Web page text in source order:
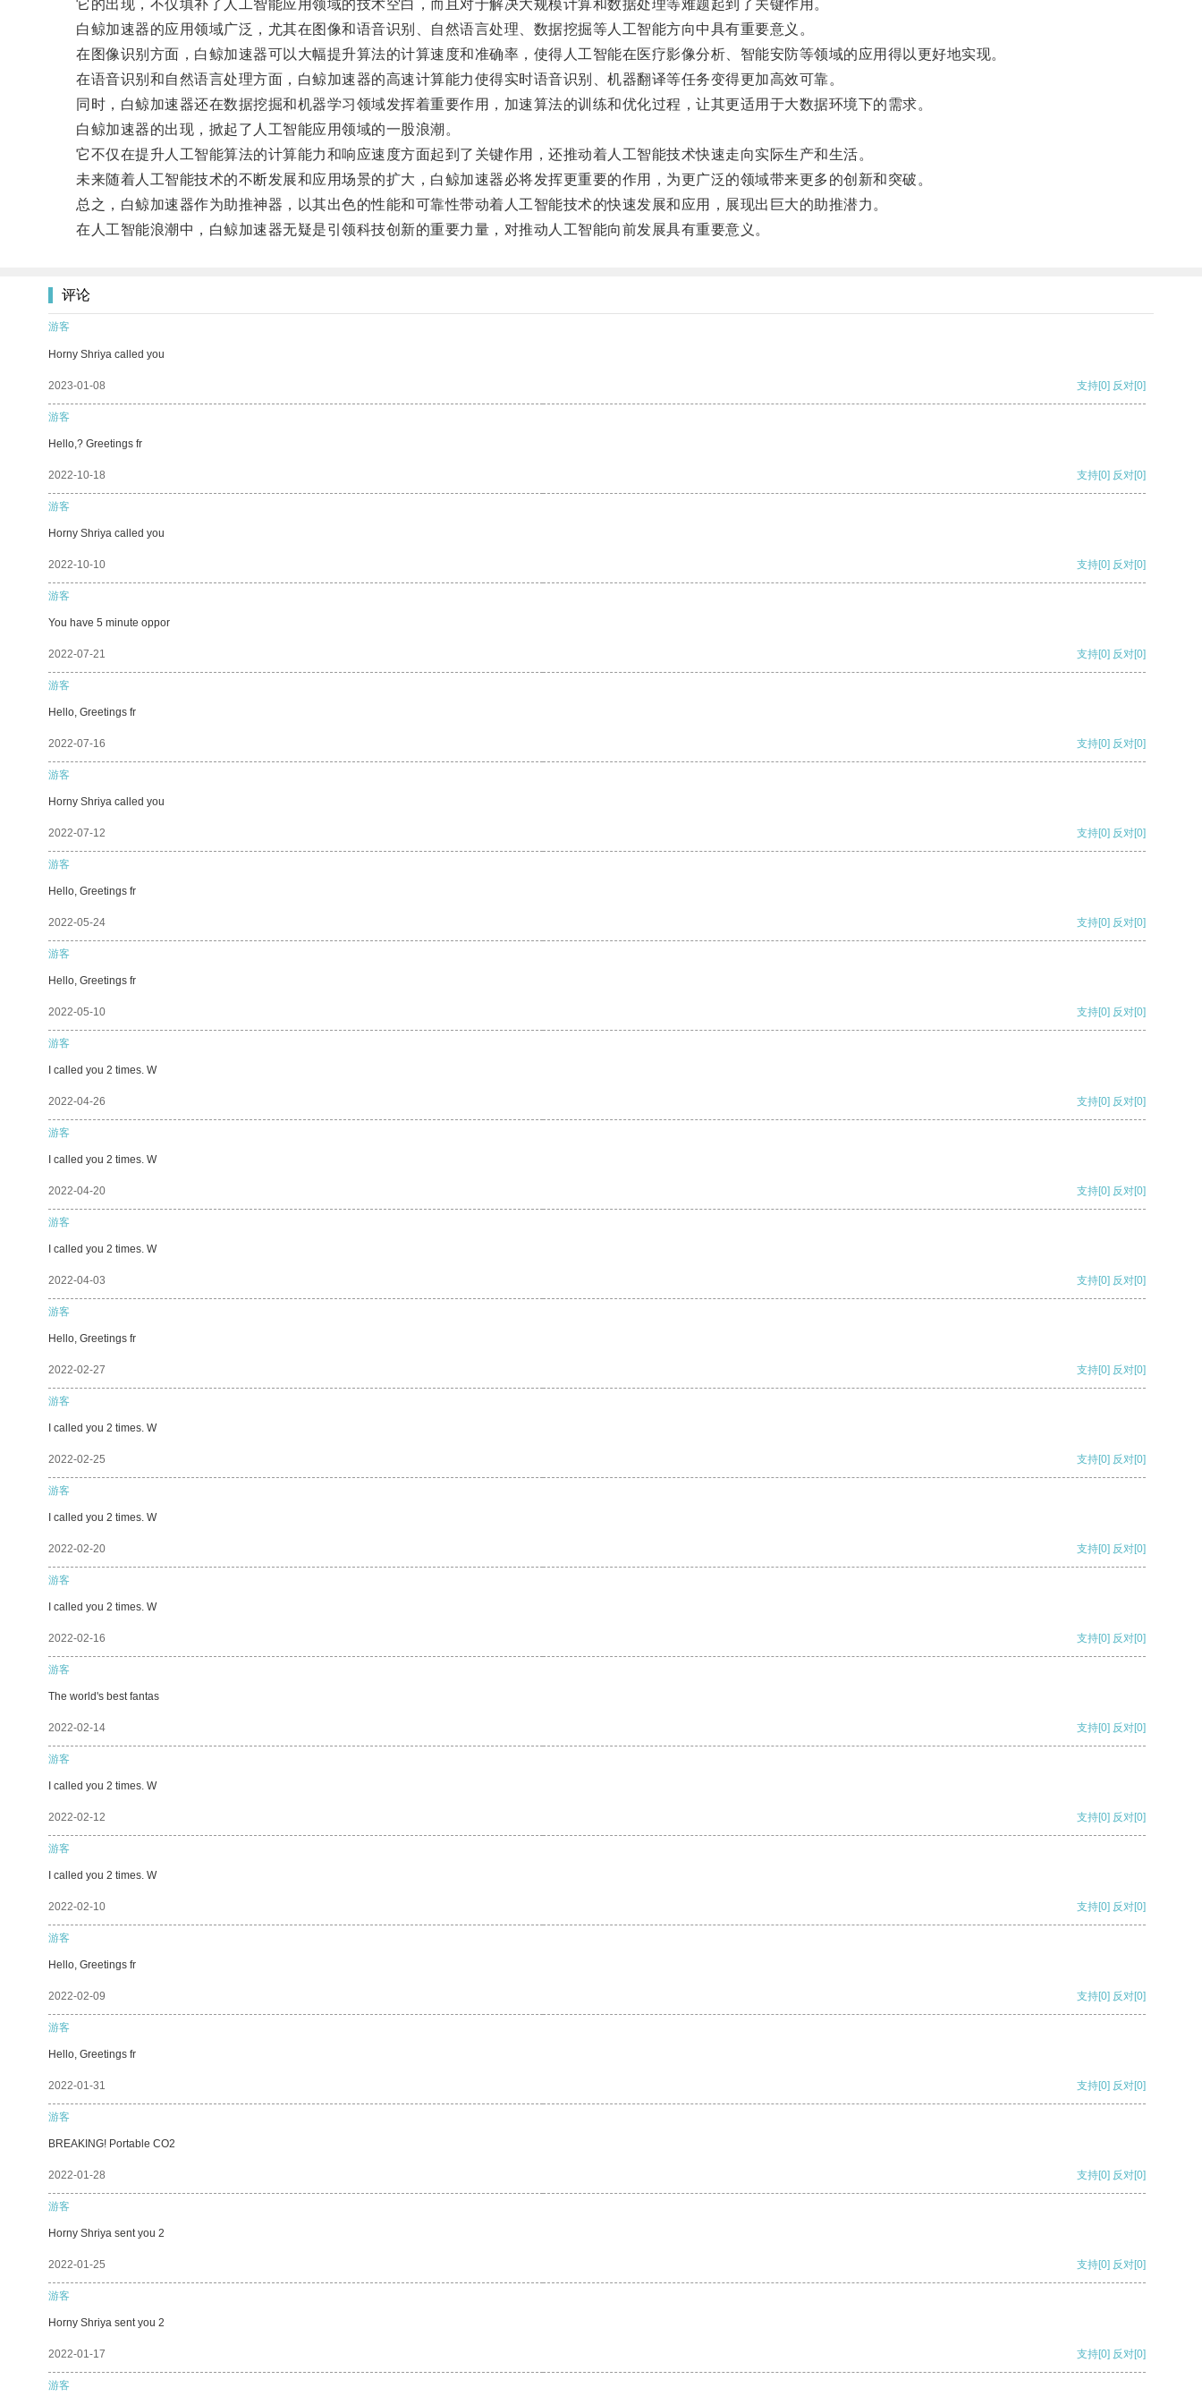
它的出现，不仅填补了人工智能应用领域的技术空白，而且对于解决大规模计算和数据处理等难题起到了关键作用。
白鲸加速器的应用领域广泛，尤其在图像和语音识别、自然语言处理、数据挖掘等人工智能方向中具有重要意义。
在图像识别方面，白鲸加速器可以大幅提升算法的计算速度和准确率，使得人工智能在医疗影像分析、智能安防等领域的应用得以更好地实现。
在语音识别和自然语言处理方面，白鲸加速器的高速计算能力使得实时语音识别、机器翻译等任务变得更加高效可靠。
同时，白鲸加速器还在数据挖掘和机器学习领域发挥着重要作用，加速算法的训练和优化过程，让其更适用于大数据环境下的需求。
白鲸加速器的出现，掀起了人工智能应用领域的一股浪潮。
它不仅在提升人工智能算法的计算能力和响应速度方面起到了关键作用，还推动着人工智能技术快速走向实际生产和生活。
未来随着人工智能技术的不断发展和应用场景的扩大，白鲸加速器必将发挥更重要的作用，为更广泛的领域带来更多的创新和突破。
总之，白鲸加速器作为助推神器，以其出色的性能和可靠性带动着人工智能技术的快速发展和应用，展现出巨大的助推潜力。
在人工智能浪潮中，白鲸加速器无疑是引领科技创新的重要力量，对推动人工智能向前发展具有重要意义。
评论
游客
Horny Shriya called you
2023-01-08 支持[0] 反对[0]
游客
Hello,? Greetings fr
2022-10-18 支持[0] 反对[0]
游客
Horny Shriya called you
2022-10-10 支持[0] 反对[0]
游客
You have 5 minute oppor
2022-07-21 支持[0] 反对[0]
游客
Hello, Greetings fr
2022-07-16 支持[0] 反对[0]
游客
Horny Shriya called you
2022-07-12 支持[0] 反对[0]
游客
Hello, Greetings fr
2022-05-24 支持[0] 反对[0]
游客
Hello, Greetings fr
2022-05-10 支持[0] 反对[0]
游客
I called you 2 times. W
2022-04-26 支持[0] 反对[0]
游客
I called you 2 times. W
2022-04-20 支持[0] 反对[0]
游客
I called you 2 times. W
2022-04-03 支持[0] 反对[0]
游客
Hello, Greetings fr
2022-02-27 支持[0] 反对[0]
游客
I called you 2 times. W
2022-02-25 支持[0] 反对[0]
游客
I called you 2 times. W
2022-02-20 支持[0] 反对[0]
游客
I called you 2 times. W
2022-02-16 支持[0] 反对[0]
游客
The world's best fantas
2022-02-14 支持[0] 反对[0]
游客
I called you 2 times. W
2022-02-12 支持[0] 反对[0]
游客
I called you 2 times. W
2022-02-10 支持[0] 反对[0]
游客
Hello, Greetings fr
2022-02-09 支持[0] 反对[0]
游客
Hello, Greetings fr
2022-01-31 支持[0] 反对[0]
游客
BREAKING! Portable CO2
2022-01-28 支持[0] 反对[0]
游客
Horny Shriya sent you 2
2022-01-25 支持[0] 反对[0]
游客
Horny Shriya sent you 2
2022-01-17 支持[0] 反对[0]
游客